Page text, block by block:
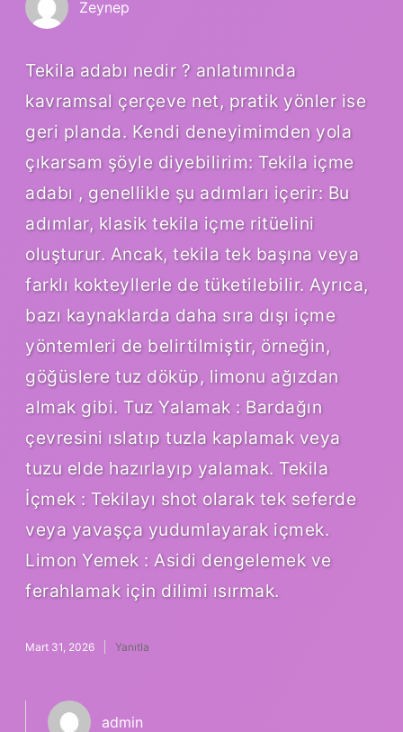
Zeynep
Tekila adabı nedir ? anlatımında
kavramsal çerçeve net, pratik yönler ise
geri planda. Kendi deneyimimden yola
çıkarsam şöyle diyebilirim: Tekila içme
adabı , genellikle şu adımları içerir: Bu
adımlar, klasik tekila içme ritüelini
oluşturur. Ancak, tekila tek başına veya
farklı kokteyllerle de tüketilebilir. Ayrıca,
bazı kaynaklarda daha sıra dışı içme
yöntemleri de belirtilmiştir, örneğin,
göğüslere tuz döküp, limonu ağızdan
almak gibi. Tuz Yalamak : Bardağın
çevresini ıslatıp tuzla kaplamak veya
tuzu elde hazırlayıp yalamak. Tekila
İçmek : Tekilayı shot olarak tek seferde
veya yavaşça yudumlayarak içmek.
Limon Yemek : Asidi dengelemek ve
ferahlamak için dilimi ısırmak.
Mart 31, 2026 Yanıtla
admin